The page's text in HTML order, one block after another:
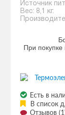
Источник
Вес: 8,1 кг.
При
Есть в
В список
Отзывов